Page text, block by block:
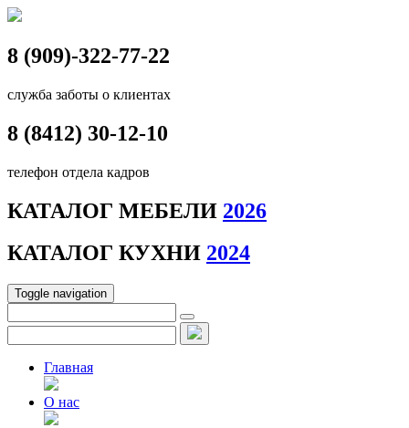
8 (909)-322-77-22
служба заботы о клиентах
8 (8412) 30-12-10
телефон отдела кадров
КАТАЛОГ МЕБЕЛИ 2026
КАТАЛОГ КУХНИ 2024
Toggle navigation
Главная
О нас